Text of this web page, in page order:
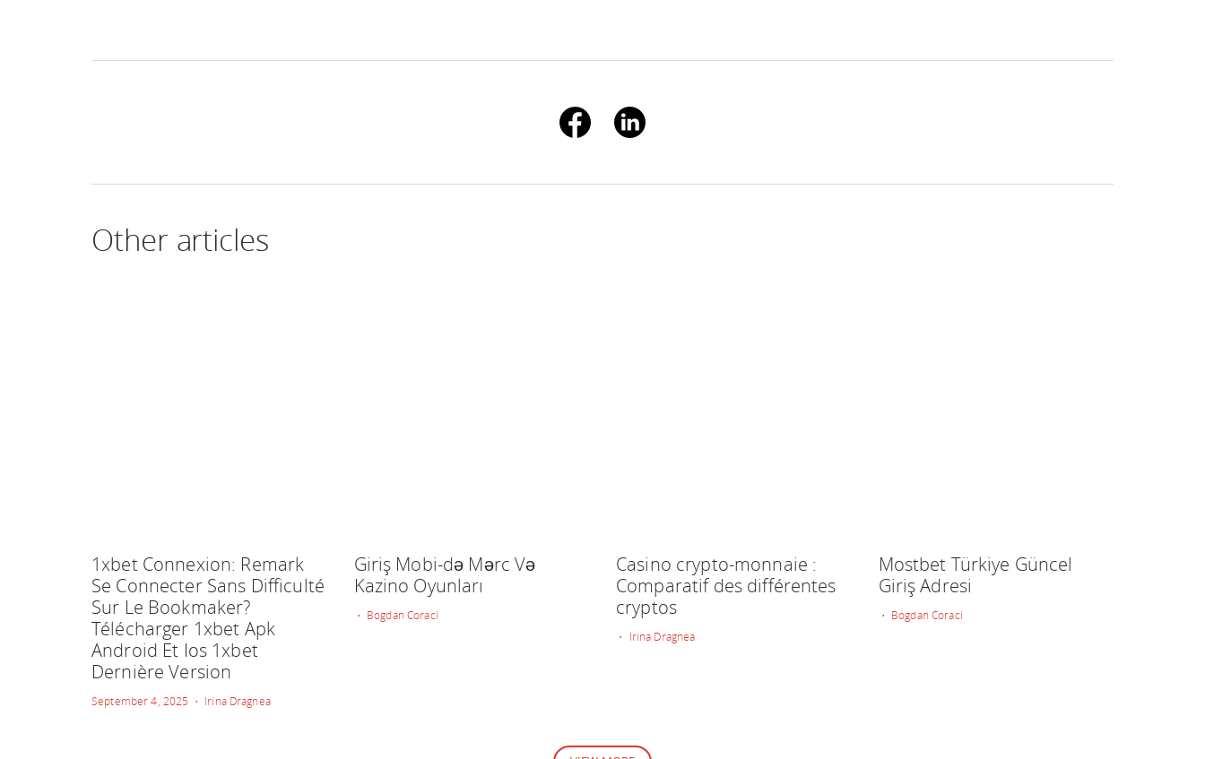
Other articles
1xbet Connexion: Remark
Se Connecter Sans Difficulté
Sur Le Bookmaker?
Télécharger 1xbet Apk
Android Et Ios 1xbet
Dernière Version
September 4, 2025 • Irina Dragnea
Giriş Mobi-də Mərc Və
Kazino Oyunları
• Bogdan Coraci
Casino crypto-monnaie :
Comparatif des différentes
cryptos
• Irina Dragnea
Mostbet Türkiye Güncel
Giriş Adresi
• Bogdan Coraci